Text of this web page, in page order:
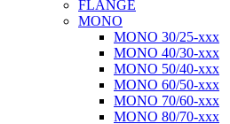
FLANGE
MONO
MONO 30/25-xxx
MONO 40/30-xxx
MONO 50/40-xxx
MONO 60/50-xxx
MONO 70/60-xxx
MONO 80/70-xxx